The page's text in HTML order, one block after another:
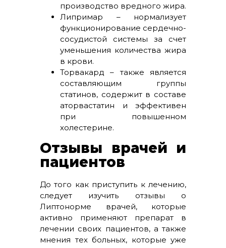
производство вредного жира.
Липримар – нормализует
функционирование сердечно-
сосудистой системы за счет
уменьшения количества жира
в крови.
Торвакард – также является
составляющим группы
статинов, содержит в составе
аторвастатин и эффективен
при повышенном
холестерине.
Отзывы врачей и
пациентов
До того как приступить к лечению,
следует изучить отзывы о
Липтонорме врачей, которые
активно применяют препарат в
лечении своих пациентов, а также
мнения тех больных, которые уже